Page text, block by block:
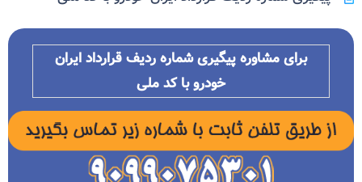
برای مشاوره پیگیری شماره ردیف قرارداد ایران
خودرو با کد ملی